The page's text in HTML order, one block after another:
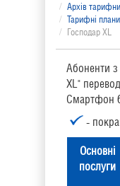
Архів
Тарифні
Господар XL
Абоненти
XL"
Смартфон
-
Основнi
послуги